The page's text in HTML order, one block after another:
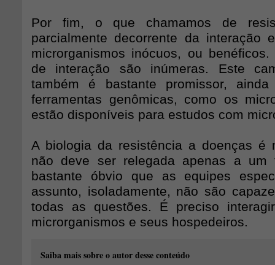
Por fim, o que chamamos de
parcialmente decorrente da interação
microrganismos inócuos, ou
de interação são inúmeras. Este
também é bastante promissor,
ferramentas genômicas, como os
estão disponíveis para estudos com
A biologia da resistência a doenças é
não deve ser relegada apenas a um
bastante óbvio que as equipes
assunto, isoladamente, não são
todas as questões. É preciso
microrganismos e seus hospedeiros.
Saiba mais sobre o autor desse conteúdo